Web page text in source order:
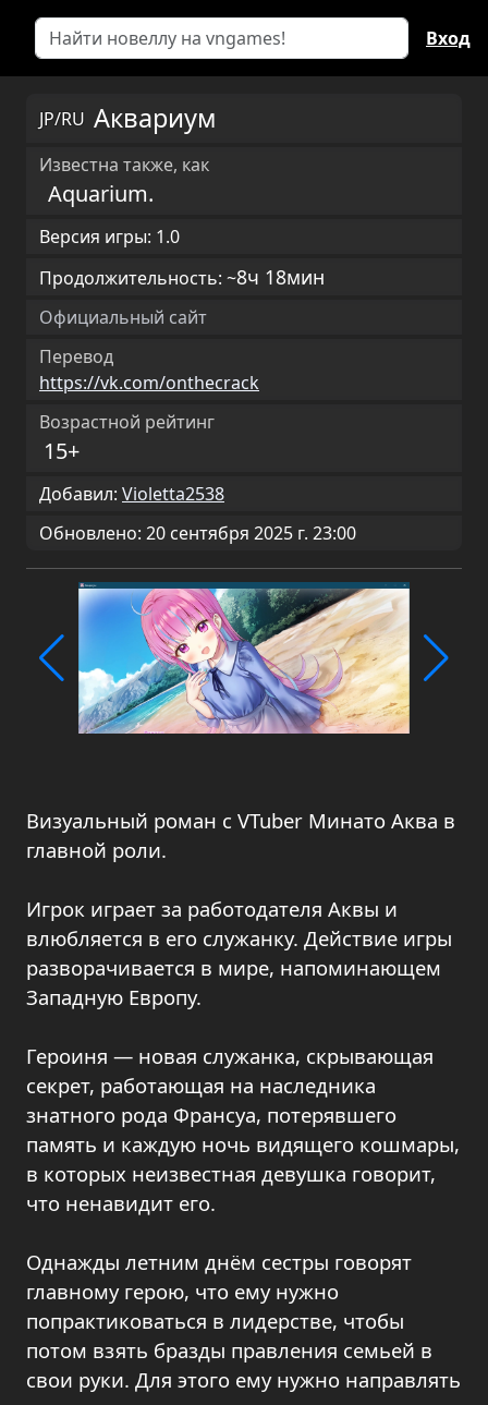
Вход
JP/RU Аквариум
Известна также, как
Aquarium.
Версия игры: 1.0
Продолжительность: ~8ч 18мин
Официальный сайт
Перевод
https://vk.com/onthecrack
Возрастной рейтинг
15+
Добавил: Violetta2538
Обновлено: 20 сентября 2025 г. 23:00
Визуальный роман с VTuber Минато Аква в
главной роли.
Игрок играет за работодателя Аквы и
влюбляется в его служанку. Действие игры
разворачивается в мире, напоминающем
Западную Европу.
Героиня — новая служанка, скрывающая
секрет, работающая на наследника
знатного рода Франсуа, потерявшего
память и каждую ночь видящего кошмары,
в которых неизвестная девушка говорит,
что ненавидит его.
Однажды летним днём сестры говорят
главному герою, что ему нужно
попрактиковаться в лидерстве, чтобы
потом взять бразды правления семьей в
свои руки. Для этого ему нужно направлять